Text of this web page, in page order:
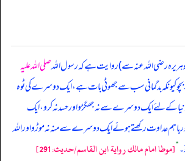
رضی اللہ عنہ سے) روایت ہے کہ رسول اللہصلی اللہ علیہ
بچو کیونکہ بدگمانی سب سے جھوٹی بات ہے، ایک دوسرے کی ٹوہ
دنیا کے لئے ایک دوسرے سے نہ جھگڑو اور حسد نہ کرو، ایک
عداوت رکھتے ہو ئے ایک دوسرے سے منہ نہ موڑو اور اللہ
“[موطا امام مالك رواية ابن القاسم/حدیث: 291]